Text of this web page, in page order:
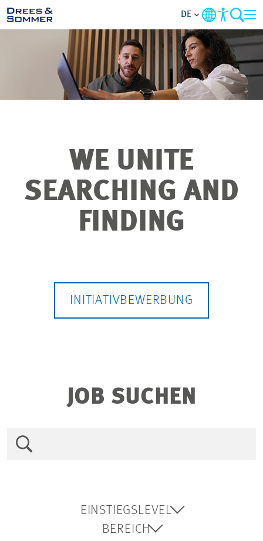
ÜBERSICHT
ÜBER UNS
TÄTIGKEITSBEREICHE
EINSTIEGSMÖGLICHKEITEN
RUND UMS BEWERBEN
DE
WE UNITE
SEARCHING AND
FINDING
INITIATIVBEWERBUNG
JOB SUCHEN
EINSTIEGSLEVEL
BEREICH